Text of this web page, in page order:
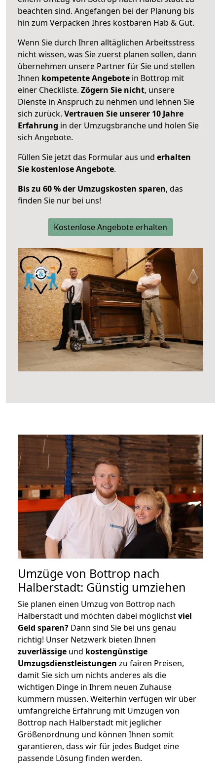
beachten sind. Angefangen bei der Planung bis
hin zum Verpacken Ihres kostbaren Hab & Gut.
Wenn Sie durch Ihren alltäglichen Arbeitsstress
nicht wissen, was Sie zuerst planen sollen, dann
übernehmen unsere Partner für Sie und stellen
Ihnen kompetente Angebote in Bottrop mit
einer Checkliste. Zögern Sie nicht, unsere
Dienste in Anspruch zu nehmen und lehnen Sie
sich zurück. Vertrauen Sie unserer 10 Jahre
Erfahrung in der Umzugsbranche und holen Sie
sich Angebote.
Füllen Sie jetzt das Formular aus und erhalten
Sie kostenlose Angebote.
Bis zu 60 % der Umzugskosten sparen, das
finden Sie nur bei uns!
Kostenlose Angebote erhalten
Umzüge von Bottrop nach
Halberstadt: Günstig umziehen
Sie planen einen Umzug von Bottrop nach
Halberstadt und möchten dabei möglichstviel
Geld sparen? Dann sind Sie bei uns genau
richtig! Unser Netzwerk bieten Ihnen
zuverlässige und kostengünstige
Umzugsdienstleistungen zu fairen Preisen,
damit Sie sich um nichts anderes als die
wichtigen Dinge in Ihrem neuen Zuhause
kümmern müssen. Weiterhin verfügen wir über
umfangreiche Erfahrung mit Umzügen von
Bottrop nach Halberstadt mit jeglicher
Größenordnung und können Ihnen somit
garantieren, dass wir für jedes Budget eine
passende Lösung finden werden.